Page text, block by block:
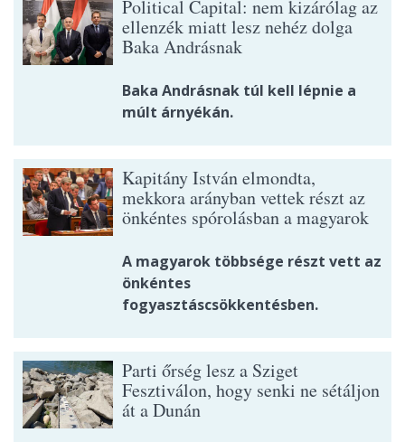
Political Capital: nem kizárólag az
ellenzék miatt lesz nehéz dolga
Baka Andrásnak
Baka Andrásnak túl kell lépnie a
múlt árnyékán.
Kapitány István elmondta,
mekkora arányban vettek részt az
önkéntes spórolásban a magyarok
A magyarok többsége részt vett az
önkéntes
fogyasztáscsökkentésben.
Parti őrség lesz a Sziget
Fesztiválon, hogy senki ne sétáljon
át a Dunán